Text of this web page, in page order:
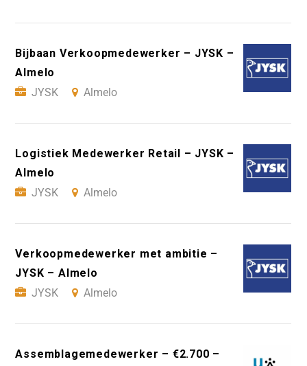
Bijbaan Verkoopmedewerker – JYSK –
Almelo
JYSK
Almelo
Logistiek Medewerker Retail – JYSK –
Almelo
JYSK
Almelo
Verkoopmedewerker met ambitie –
JYSK – Almelo
JYSK
Almelo
Assemblagemedewerker – €2.700 –